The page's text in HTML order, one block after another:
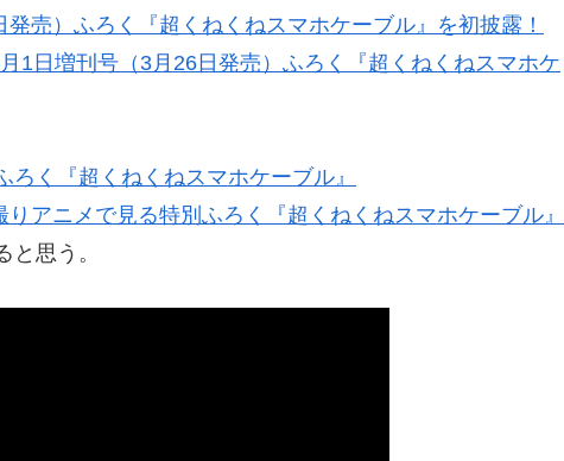
売）ふろく『超くねくねスマホケーブル』を初披露！
ろく『超くねくねスマホケーブル』
思う。